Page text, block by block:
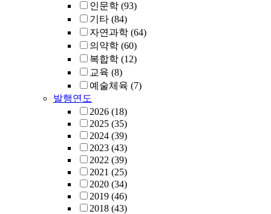
인문학 (93)
기타 (84)
자연과학 (64)
의약학 (60)
복합학 (12)
교육 (8)
예술체육 (7)
발행연도
2026 (18)
2025 (35)
2024 (39)
2023 (43)
2022 (39)
2021 (25)
2020 (34)
2019 (46)
2018 (43)